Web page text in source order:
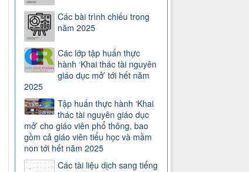
Các bài trình chiếu trong
năm 2025
Các lớp tập huấn thực
hành ‘Khai thác tài nguyên
giáo dục mở’ tới hết năm
2025
Tập huấn thực hành ‘Khai
thác tài nguyên giáo dục
mở’ cho giáo viên phổ thông, bao
gồm cả giáo viên tiểu học và mầm
non tới hết năm 2025
Các tài liệu dịch sang tiếng